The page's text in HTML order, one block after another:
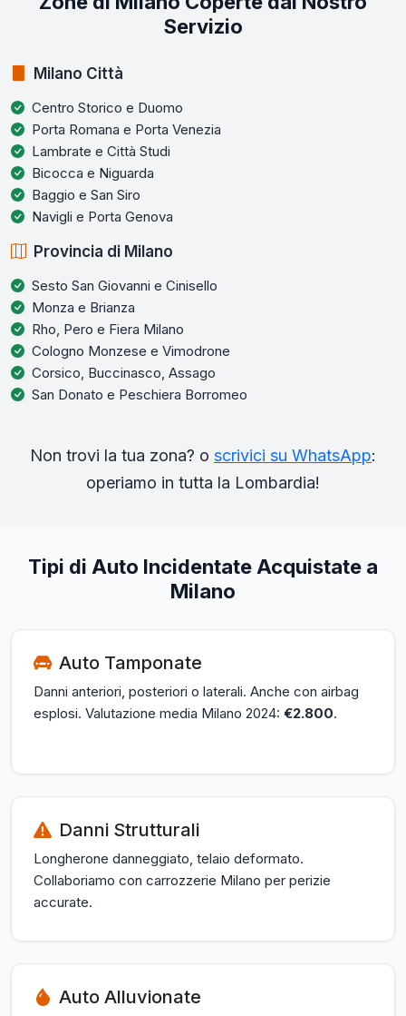
Servizio
Milano Città
Centro Storico e Duomo
Porta Romana e Porta Venezia
Lambrate e Città Studi
Bicocca e Niguarda
Baggio e San Siro
Navigli e Porta Genova
Provincia di Milano
Sesto San Giovanni e Cinisello
Monza e Brianza
Rho, Pero e Fiera Milano
Cologno Monzese e Vimodrone
Corsico, Buccinasco, Assago
San Donato e Peschiera Borromeo
Non trovi la tua zona? o scrivici su WhatsApp:
operiamo in tutta la Lombardia!
Tipi di Auto Incidentate Acquistate a
Milano
Auto Tamponate
Danni anteriori, posteriori o laterali. Anche con airbag
esplosi. Valutazione media Milano 2024: €2.800.
Danni Strutturali
Longherone danneggiato, telaio deformato.
Collaboriamo con carrozzerie Milano per perizie
accurate.
Auto Alluvionate